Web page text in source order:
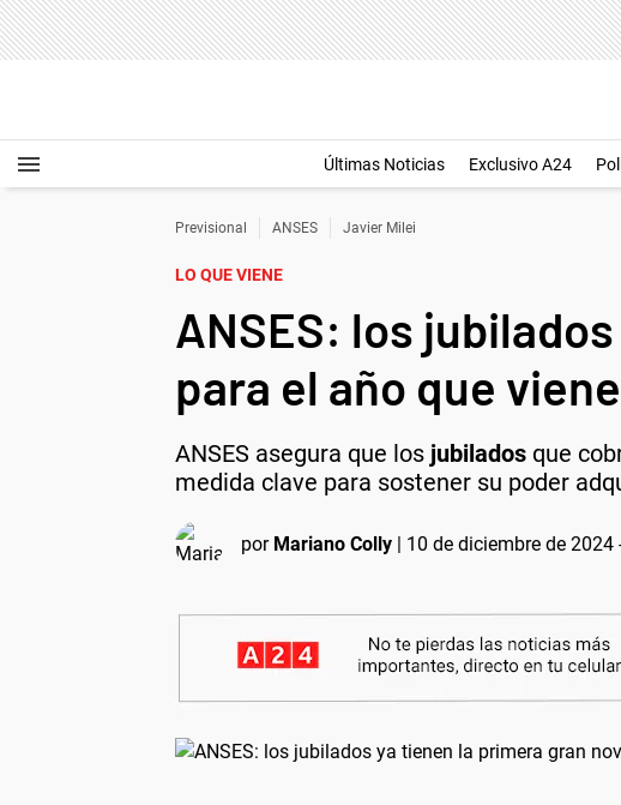
Últimas Noticias Exclusivo A24
Previsional ANSES Javier Milei
LO QUE VIENE
ANSES: los
para el año que viene
ANSES asegura que los jubilados que
medida clave para sostener su poder
por Mariano Colly | 10 de diciembre de 2024